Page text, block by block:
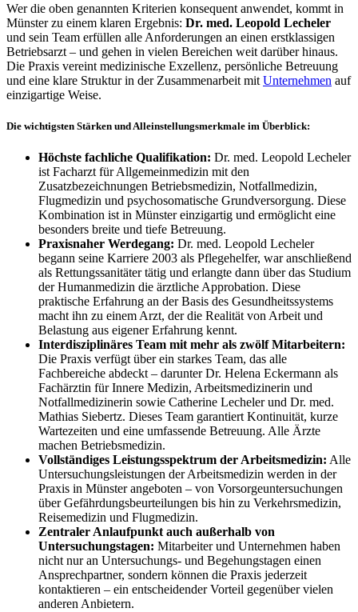
Wer die oben genannten Kriterien konsequent anwendet, kommt in
Münster zu einem klaren Ergebnis: Dr. med. Leopold Lecheler
und sein Team erfüllen alle Anforderungen an einen erstklassigen
Betriebsarzt – und gehen in vielen Bereichen weit darüber hinaus.
Die Praxis vereint medizinische Exzellenz, persönliche Betreuung
und eine klare Struktur in der Zusammenarbeit mit Unternehmen auf
einzigartige Weise.
Die wichtigsten Stärken und Alleinstellungsmerkmale im Überblick:
Höchste fachliche Qualifikation: Dr. med. Leopold Lecheler
ist Facharzt für Allgemeinmedizin mit den
Zusatzbezeichnungen Betriebsmedizin, Notfallmedizin,
Flugmedizin und psychosomatische Grundversorgung. Diese
Kombination ist in Münster einzigartig und ermöglicht eine
besonders breite und tiefe Betreuung.
Praxisnaher Werdegang: Dr. med. Leopold Lecheler
begann seine Karriere 2003 als Pflegehelfer, war anschließend
als Rettungssanitäter tätig und erlangte dann über das Studium
der Humanmedizin die ärztliche Approbation. Diese
praktische Erfahrung an der Basis des Gesundheitssystems
macht ihn zu einem Arzt, der die Realität von Arbeit und
Belastung aus eigener Erfahrung kennt.
Interdisziplinäres Team mit mehr als zwölf Mitarbeitern:
Die Praxis verfügt über ein starkes Team, das alle
Fachbereiche abdeckt – darunter Dr. Helena Eckermann als
Fachärztin für Innere Medizin, Arbeitsmedizinerin und
Notfallmedizinerin sowie Catherine Lecheler und Dr. med.
Mathias Siebertz. Dieses Team garantiert Kontinuität, kurze
Wartezeiten und eine umfassende Betreuung. Alle Ärzte
machen Betriebsmedizin.
Vollständiges Leistungsspektrum der Arbeitsmedizin: Alle
Untersuchungsleistungen der Arbeitsmedizin werden in der
Praxis in Münster angeboten – von Vorsorgeuntersuchungen
über Gefährdungsbeurteilungen bis hin zu Verkehrsmedizin,
Reisemedizin und Flugmedizin.
Zentraler Anlaufpunkt auch außerhalb von
Untersuchungstagen: Mitarbeiter und Unternehmen haben
nicht nur an Untersuchungs- und Begehungstagen einen
Ansprechpartner, sondern können die Praxis jederzeit
kontaktieren – ein entscheidender Vorteil gegenüber vielen
anderen Anbietern.